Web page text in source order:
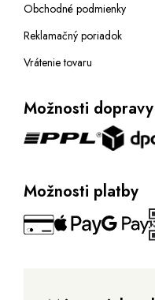
Obchodné podmienky
Reklamačný poriadok
Vrátenie tovaru
Možnosti dopravy
Možnosti platby